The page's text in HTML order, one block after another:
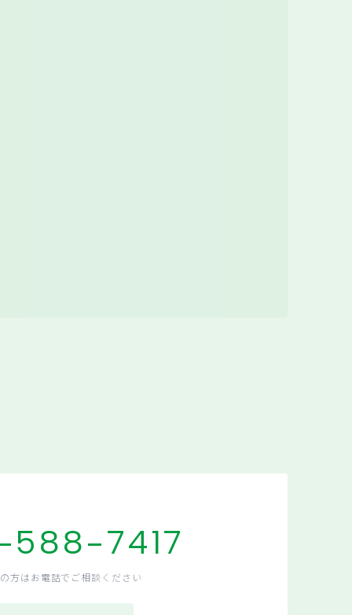
588-7417
方はお電話でご相談ください